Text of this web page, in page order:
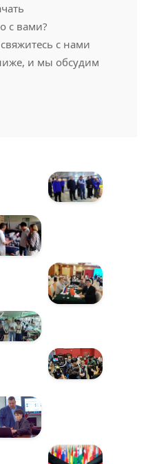
с вами?
с нами
и мы обсудим